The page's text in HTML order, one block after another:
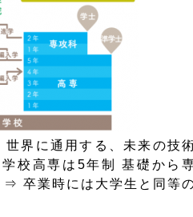
界に通用する、未来の技
校高専は5年制 基礎から
⇒ 卒業時には大学生と同等